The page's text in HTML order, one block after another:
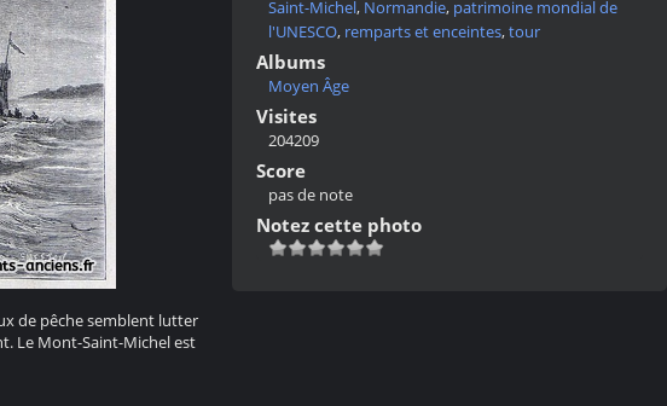
de pêche semblent lutter
Le Mont-Saint-Michel est
Saint-Michel, Normandie, patrimoine mondial de
l'UNESCO, remparts et enceintes,tour
Albums
Moyen Âge
Visites
204209
Score
pas de note
Notez cette photo